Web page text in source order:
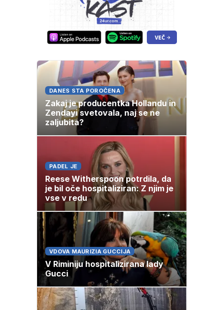
DANES STA POROČENA
Zakaj je producentka Hollandu in
Zendayi svetovala, naj se ne
zaljubita?
PADEL JE
Reese Witherspoon potrdila, da
je bil oče hospitaliziran: Z njim je
vse v redu
VDOVA MAURIZIA GUCCIJA
V Riminiju hospitalizirana lady
Gucci